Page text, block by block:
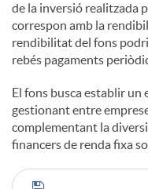
de la inversió realitzada
correspon amb la
rendibilitat del fons
rebés pagaments
El fons busca establir
gestionant entre
complementant la
financers de renda fixa